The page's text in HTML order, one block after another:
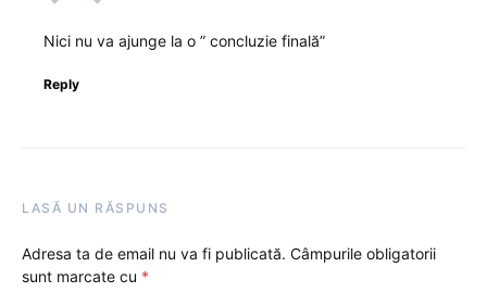
Nici nu va ajunge la o ” concluzie finală”
Reply
LASĂ UN RĂSPUNS
Adresa ta de email nu va fi publicată. Câmpurile obligatorii
sunt marcate cu *